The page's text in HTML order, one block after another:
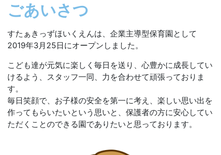
ごあいさつ
すたぁきっずほいくえんは、企業主導型保育園として
2019年3月25日にオープンしました。
こども達が元気に楽しく毎日を送り、心豊かに成長してい
けるよう、スタッフ一同、力を合わせて頑張っておりま
す。
毎日笑顔で、お子様の安全を第一に考え、楽しい思い出を
作ってもらいたいという思いと、保護者の方に安心してい
ただくことのできる園でありたいと思っております。